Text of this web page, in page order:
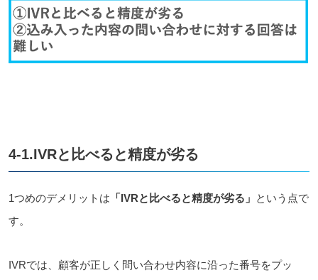
4-1.IVRと比べると精度が劣る
1つめのデメリットは 「IVRと比べると精度が劣る」 という点で
す。
IVRでは、顧客が正しく問い合わせ内容に沿った番号をプッ